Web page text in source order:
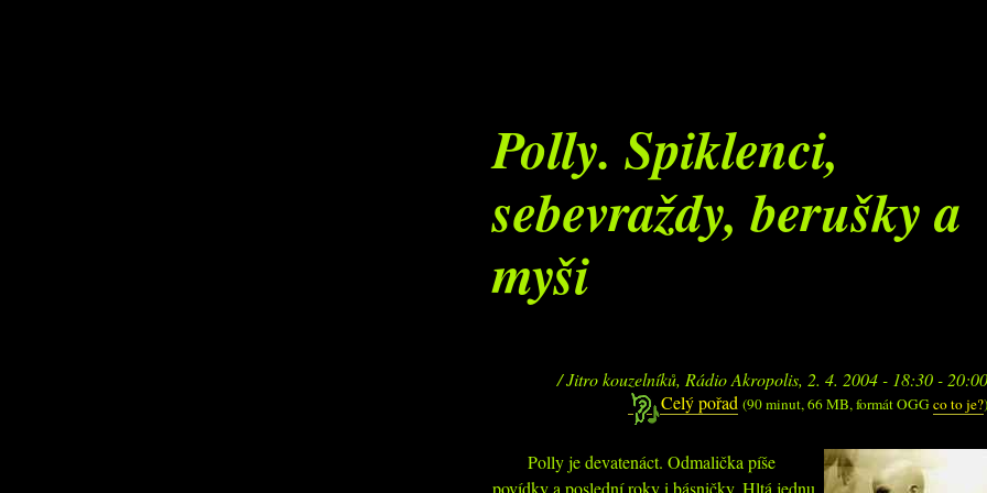
Polly. Spiklenci,
sebevraždy, berušky a
myši
/ Jitro kouzelníků, Rádio Akropolis, 2. 4. 2004 - 18:30 - 20:00
Celý pořad (90 minut, 66 MB, formát OGGco to je?)
Polly je devatenáct. Odmalička píše
povídky a poslední roky i básničky. Hltá jednu